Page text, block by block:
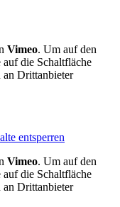
Vimeo. Um auf den
die Schaltfläche
an Drittanbieter
entsperren
Vimeo. Um auf den
die Schaltfläche
an Drittanbieter